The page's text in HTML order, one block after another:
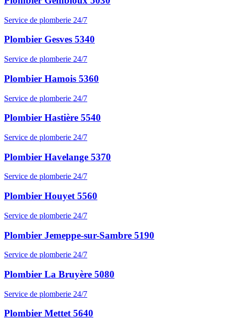
Service de plomberie 24/7
Plombier Gesves 5340
Service de plomberie 24/7
Plombier Hamois 5360
Service de plomberie 24/7
Plombier Hastière 5540
Service de plomberie 24/7
Plombier Havelange 5370
Service de plomberie 24/7
Plombier Houyet 5560
Service de plomberie 24/7
Plombier Jemeppe-sur-Sambre 5190
Service de plomberie 24/7
Plombier La Bruyère 5080
Service de plomberie 24/7
Plombier Mettet 5640